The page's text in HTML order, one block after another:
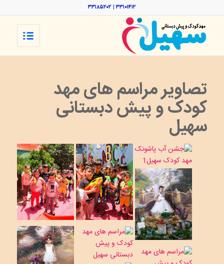
۳۳۱۰۱۴۱۲ | ۳۳۱۸۵۲۰۲
تصاویر مراسم های مهد
کودک و پیش دبستانی
سهیل